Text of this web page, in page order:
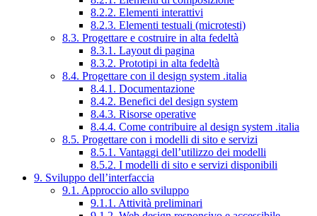
8.2.2. Elementi interattivi
8.2.3. Elementi testuali (microtesti)
8.3. Progettare e costruire in alta fedeltà
8.3.1. Layout di pagina
8.3.2. Prototipi in alta fedeltà
8.4. Progettare con il design system .italia
8.4.1. Documentazione
8.4.2. Benefici del design system
8.4.3. Risorse operative
8.4.4. Come contribuire al design system .italia
8.5. Progettare con i modelli di sito e servizi
8.5.1. Vantaggi dell’utilizzo dei modelli
8.5.2. I modelli di sito e servizi disponibili
9. Sviluppo dell’interfaccia
9.1. Approccio allo sviluppo
9.1.1. Attività preliminari